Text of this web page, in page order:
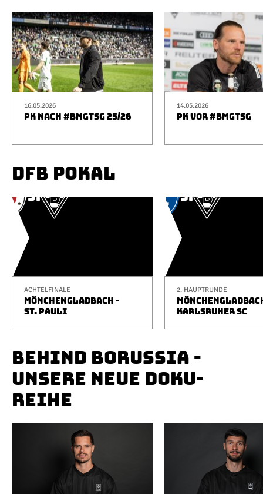
16.05.2026
PK NACH #BMGTSG 25/26
14.05.2026
PK VOR #BMGTSG
DFB POKAL
ACHTELFINALE
MÖNCHENGLADBACH -
ST. PAULI
2. HAUPTRUNDE
KARLSRUHER SC
BEHIND BORUSSIA -
UNSERE NEUE DOKU-
REIHE